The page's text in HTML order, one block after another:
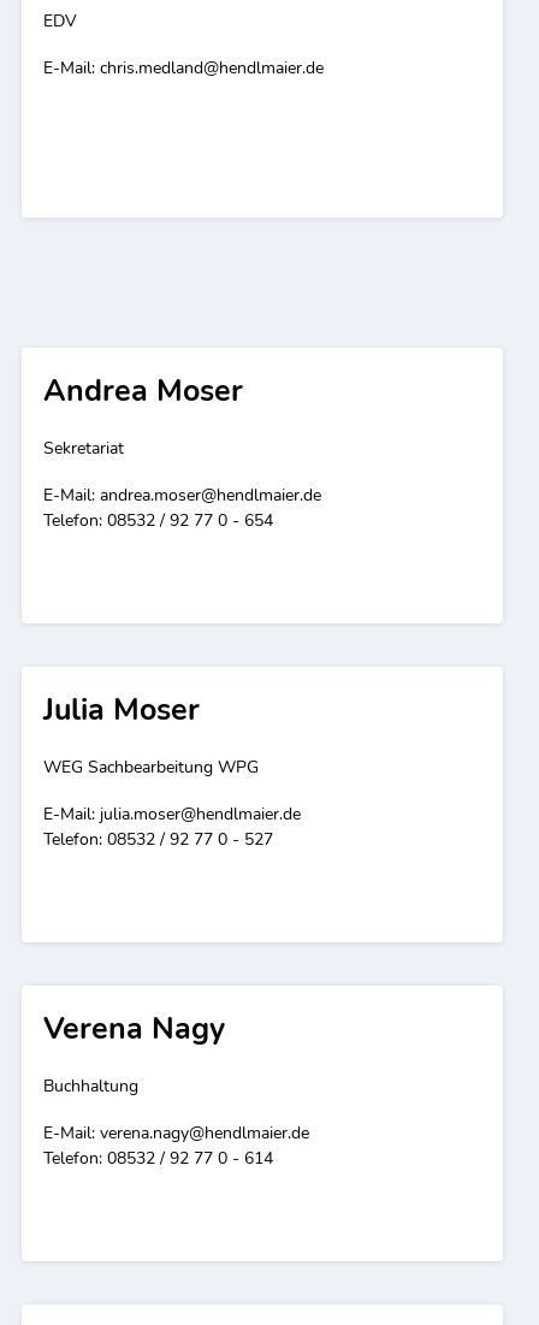
EDV
E-Mail: chris.medland@hendlmaier.de
Andrea Moser
Sekretariat
E-Mail: andrea.moser@hendlmaier.de
Telefon: 08532 / 92 77 0 - 654
Julia Moser
WEG Sachbearbeitung WPG
E-Mail: julia.moser@hendlmaier.de
Telefon: 08532 / 92 77 0 - 527
Verena Nagy
Buchhaltung
E-Mail: verena.nagy@hendlmaier.de
Telefon: 08532 / 92 77 0 - 614